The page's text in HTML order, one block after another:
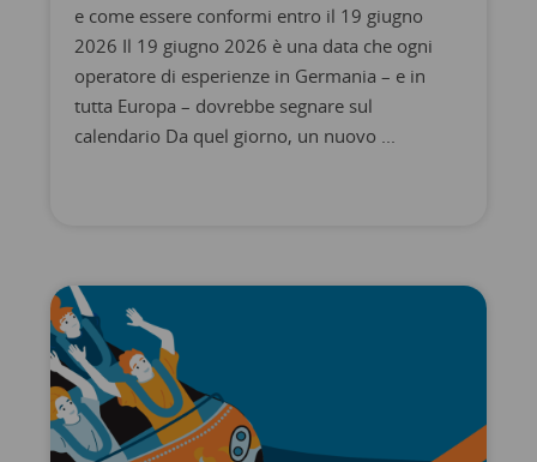
e come essere conformi entro il 19 giugno
2026 Il 19 giugno 2026 è una data che ogni
operatore di esperienze in Germania – e in
tutta Europa – dovrebbe segnare sul
calendario Da quel giorno, un nuovo ...